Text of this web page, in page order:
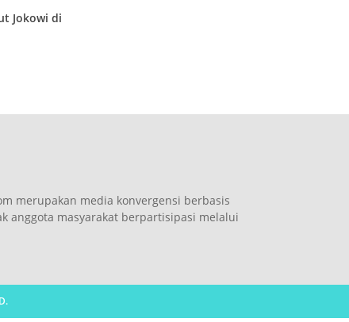
Jokowi di
merupakan media konvergensi berbasis
anggota masyarakat berpartisipasi melalui